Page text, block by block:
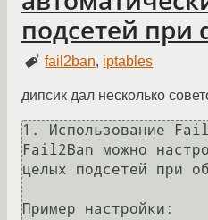
подсетей при
fail2ban, iptables
дипсик дал несколько
1. Использование
Fail2Ban можно
целых подсетей при
Пример настройки: